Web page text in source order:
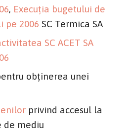
, Execuţia bugetului de
pe 2006 SC Termica SA
SC ACET SA
obţinerea unei
privind accesul la
mediu